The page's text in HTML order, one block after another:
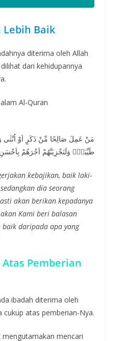
Lebih Baik
diterima oleh Allah
dari kehidupannya
Al-Quran
مَنْ عَمِلَ صَالِحًا مِّنْ ذَكَرٍ اَوْ اُنْثٰى
طَيِّبَةًۚ وَلَنَجْزِيَنَّهُمْ اَجْرَهُمْ بِاَحْسَنِ
kebajikan, baik laki-
dia seorang
akan berikan kepadanya
Kami beri balasan
baik daripada apa yang
Pemberian
ibadah diterima oleh
cukup atas pemberian-Nya.
mencari